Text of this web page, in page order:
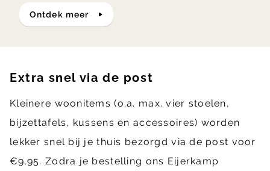
ontdek meer
Extra snel via de post
Kleinere woonitems (o.a. max. vier stoelen,
bijzettafels, kussens en accessoires) worden
lekker snel bij je thuis bezorgd via de post voor
€9.95. Zodra je bestelling ons Eijerkamp